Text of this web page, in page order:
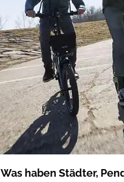
Was haben Städter,